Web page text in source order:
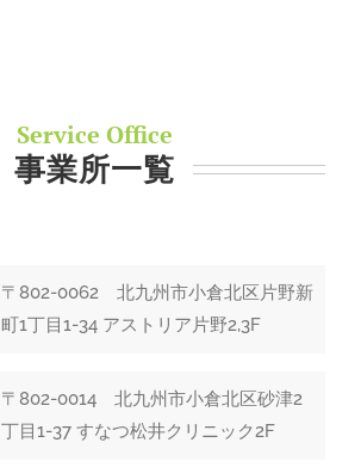
Service Office
事業所一覧
〒802-0062 北九州市小倉北区片野新
町1丁目1-34 アストリア片野2,3F
〒802-0014 北九州市小倉北区砂津2
丁目1-37 すなつ松井クリニック2F